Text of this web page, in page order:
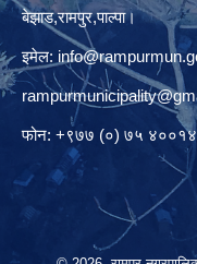
बेझाड,रामपुर,पाल्पा।
इमेल:
फोन: +९७७ (०) ७५